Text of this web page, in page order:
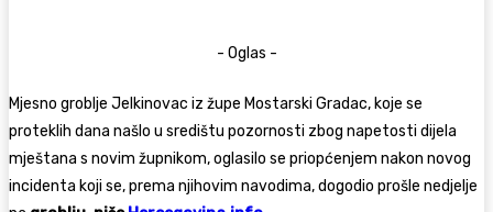
- Oglas -
Mjesno groblje Jelkinovac iz župe Mostarski Gradac, koje se
proteklih dana našlo u središtu pozornosti zbog napetosti dijela
mještana s novim župnikom, oglasilo se priopćenjem nakon novog
incidenta koji se, prema njihovim navodima, dogodio prošle nedjelje